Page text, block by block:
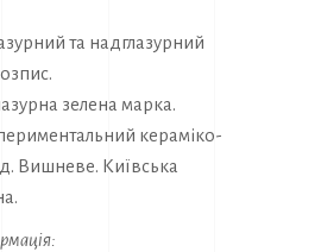
та надглазурний
зелена марка.
кераміко-
Вишневе. Київська